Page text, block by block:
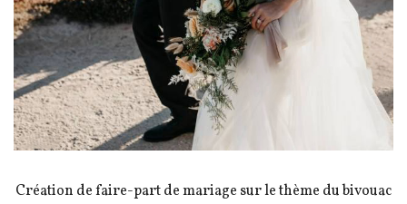
Création de faire-part de mariage sur le thème du bivouac